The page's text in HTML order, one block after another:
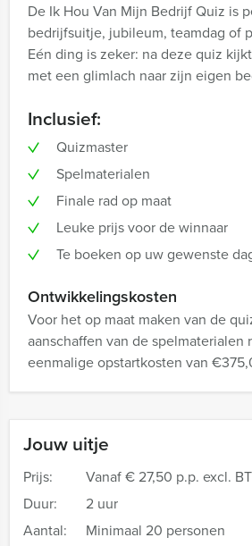
Jouw uitje
Prijs: Vanaf€ 27,50 p.p. excl.
Duur:
2 uur
Aantal:
Minimaal 20 personen
De Ik Hou Van Mijn Bedrijf Quiz is
bedrijfsuitje, jubileum, teamdag of
Eén ding is zeker: na deze quiz
met een glimlach naar zijn eigen
Inclusief:
Quizmaster
Spelmaterialen
Finale rad op maat
Leuke prijs voor de winnaar
Te boeken op uw gewenste
Ontwikkelingskosten
Voor het op maat maken van de
aanschaffen van de spelmaterialen
eenmalige opstartkosten van